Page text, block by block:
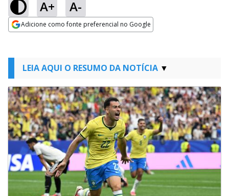
A+ A-
Adicione como fonte preferencial no Google
LEIA AQUI O RESUMO DA NOTÍCIA